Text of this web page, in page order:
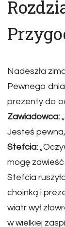
Nadeszła
Pewnego
prezenty do
Zawiadowca:
Jesteś
Stefcia:
mogę zawieść
Stefcia
choinką i
wiatr wył
w wielkiej